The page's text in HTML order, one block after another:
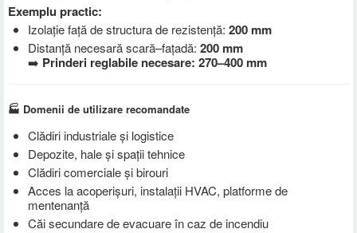
Exemplu practic:
Izolație față de structura de rezistență: 200 mm
Distanță necesară scară–fațadă: 200 mm
➡️ Prinderi reglabile necesare: 270–400 mm
🏭 Domenii de utilizare recomandate
Clădiri industriale și logistice
Depozite, hale și spații tehnice
Clădiri comerciale și birouri
Acces la acoperișuri, instalații HVAC, platforme de
mentenanță
Căi secundare de evacuare în caz de incendiu